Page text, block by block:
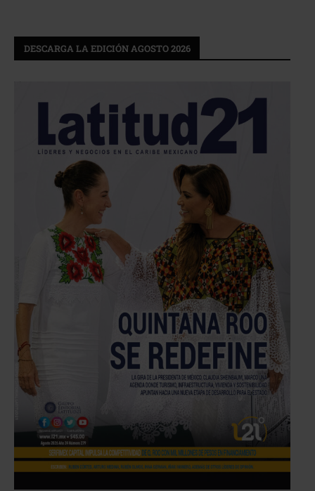
DESCARGA LA EDICIÓN AGOSTO 2026